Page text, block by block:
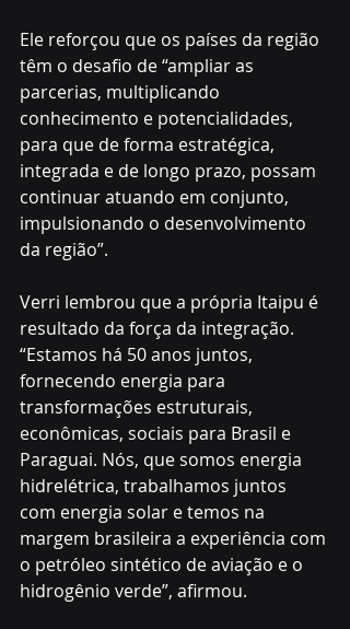
Ele reforçou que os países da região
têm o desafio de “ampliar as
parcerias, multiplicando
conhecimento e potencialidades,
para que de forma estratégica,
integrada e de longo prazo, possam
continuar atuando em conjunto,
impulsionando o desenvolvimento
da região”.
Verri lembrou que a própria Itaipu é
resultado da força da integração.
“Estamos há 50 anos juntos,
fornecendo energia para
transformações estruturais,
econômicas, sociais para Brasil e
Paraguai. Nós, que somos energia
hidrelétrica, trabalhamos juntos
com energia solar e temos na
margem brasileira a experiência com
o petróleo sintético de aviação e o
hidrogênio verde”, afirmou.